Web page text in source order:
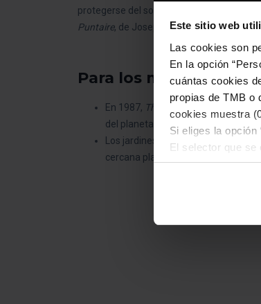
Este sitio web
Las cookies son
En la opción
cuántas cookies
propias de TMB o
cookies muestra
Si eliges la
El selector que se
cookies de esa
cookies de la
“Gestor de
protegerse del sol que alcanza casi
Puntaire, de Josep Viladomat, situada en
Para los más curiosos
En 1987, The New York Times
del planeta.
Los jardines ofrecen excelentes
cercana plaza de la Armada,